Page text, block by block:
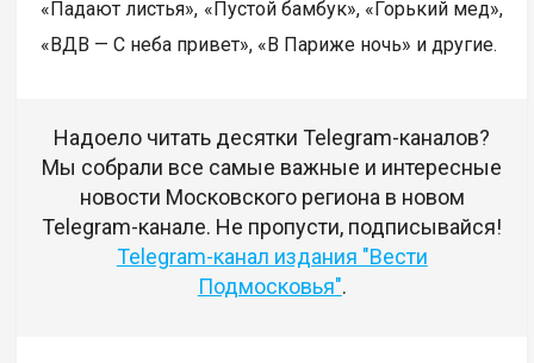
«Падают листья», «Пустой бамбук», «Горький мед»,
«ВДВ — С неба привет», «В Париже ночь» и другие.
Надоело читать десятки Telegram-каналов?
Мы собрали все самые важные и интересные
новости Московского региона в новом
Telegram-канале. Не пропусти, подписывайся!
Telegram-канал издания "Вести
Подмосковья".